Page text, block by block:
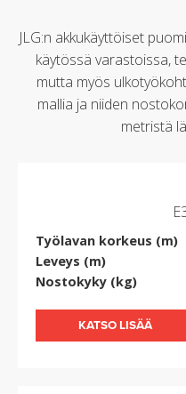
JLG:n akkukäyttöiset
käytössä varastoissa,
mutta myös
mallia ja niiden
metristä
Työlavan korkeus (m)
Leveys (m)
Nostokyky (kg)
KATSO LISÄÄ